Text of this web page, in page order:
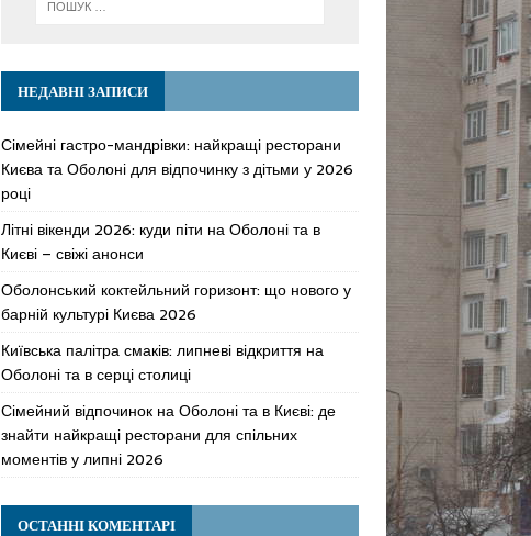
НЕДАВНІ ЗАПИСИ
Сімейні гастро-мандрівки: найкращі ресторани
Києва та Оболоні для відпочинку з дітьми у 2026
році
Літні вікенди 2026: куди піти на Оболоні та в
Києві – свіжі анонси
Оболонський коктейльний горизонт: що нового у
барній культурі Києва 2026
Київська палітра смаків: липневі відкриття на
Оболоні та в серці столиці
Сімейний відпочинок на Оболоні та в Києві: де
знайти найкращі ресторани для спільних
моментів у липні 2026
ОСТАННІ КОМЕНТАРІ